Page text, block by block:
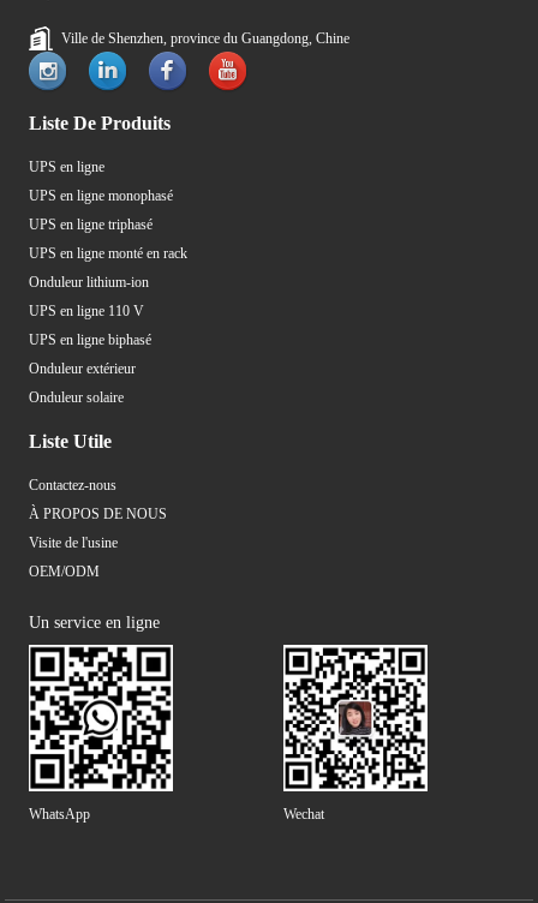
Ville de Shenzhen, province du Guangdong, Chine
Liste De Produits
UPS en ligne
UPS en ligne monophasé
UPS en ligne triphasé
UPS en ligne monté en rack
Onduleur lithium-ion
UPS en ligne 110 V
UPS en ligne biphasé
Onduleur extérieur
Onduleur solaire
Liste Utile
Contactez-nous
À PROPOS DE NOUS
Visite de l'usine
OEM/ODM
Un service en ligne
WhatsApp Wechat